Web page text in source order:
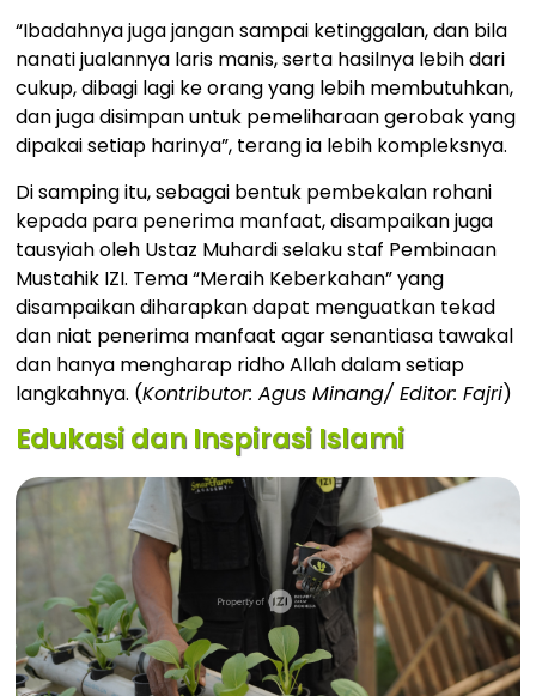
“Ibadahnya juga jangan sampai ketinggalan, dan bila
nanati jualannya laris manis, serta hasilnya lebih dari
cukup, dibagi lagi ke orang yang lebih membutuhkan,
dan juga disimpan untuk pemeliharaan gerobak yang
dipakai setiap harinya”, terang ia lebih kompleksnya.
Di samping itu, sebagai bentuk pembekalan rohani
kepada para penerima manfaat, disampaikan juga
tausyiah oleh Ustaz Muhardi selaku staf Pembinaan
Mustahik IZI. Tema “Meraih Keberkahan” yang
disampaikan diharapkan dapat menguatkan tekad
dan niat penerima manfaat agar senantiasa tawakal
dan hanya mengharap ridho Allah dalam setiap
langkahnya. (Kontributor: Agus Minang/ Editor: Fajri)
Edukasi dan Inspirasi Islami